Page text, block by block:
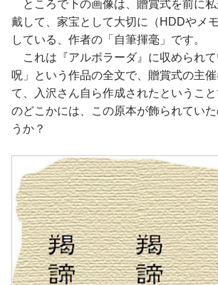
ところで下の画像は、贈賞式を前に
戴して、家宝として大切に（HDDやメ
している、作者の「自筆揮毫」です。
これは『アルボラーダ』に収められ
呪」という作品の全文で、贈賞式の主
て、入沢さん自ら作成されたというこ
のどこかには、この原本が飾られてい
うか？